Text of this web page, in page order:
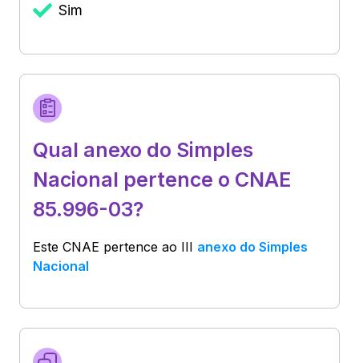
Sim
Qual anexo do Simples
Nacional pertence o CNAE
85.996-03?
Este CNAE pertence ao III anexo do Simples
Nacional